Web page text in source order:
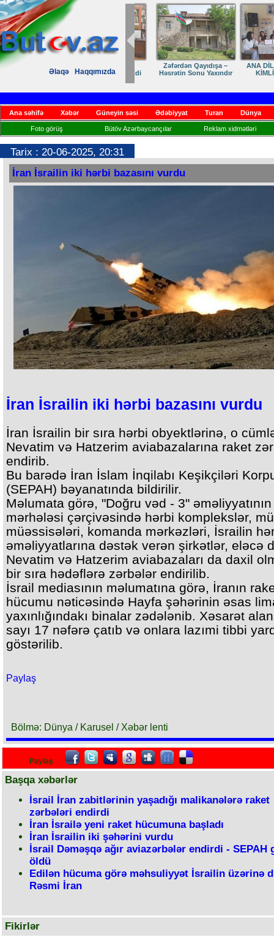
Əlaqə Haqqımızda
Zəfərdən Qayıdışa –
Həsrətin Sonu Yaxındır
ANA DİLİMİZ
Ana səhifə Xəbər Güneyin səsi Ədəbiyyat Turan Dünya
Foto görüş Bütöv Azərbaycançılar Reklam xidmətləri
Tarix : 20-06-2025, 20:31
İran İsrailin iki hərbi bazasını vurdu
İran İsrailin iki hərbi bazasını vurdu
İran İsrailin bir sıra hərbi obyektlərinə, o
Nevatim və Hatzerim aviabazalarına raket
endirib.
Bu barədə İran İslam İnqilabı Keşikçiləri
(SEPAH) bəyanatında bildirilir.
Məlumata görə, "Doğru vəd - 3"
mərhələsi çərçivəsində hərbi komplekslər,
müəssisələri, komanda mərkəzləri, İsrailin
əməliyyatlarına dəstək verən şirkətlər, eləcə
Nevatim və Hatzerim aviabazaları da daxil
bir sıra hədəflərə zərbələr endirilib.
İsrail mediasının məlumatına görə, İranın
hücumu nəticəsində Hayfa şəhərinin əsas
yaxınlığındakı binalar zədələnib. Xəsarət
sayı 17 nəfərə çatıb və onlara lazımi tibbi
göstərilib.
Paylaş
Bölmə: Dünya / Karusel / Xəbər lenti
Paylaş
Başqa xəbərlər
İsrail İran zabitlərinin yaşadığı malikanələrə raket
zərbələri endirdi
İran İsrailə yeni raket hücumuna başladı
İran İsrailin iki şəhərini vurdu
İsrail Dəməşqə ağır aviazərbələr endirdi - SEPAH
öldü
Edilən hücuma görə məhsuliyyət İsrailin üzərinə
Rəsmi İran
Fikirlər